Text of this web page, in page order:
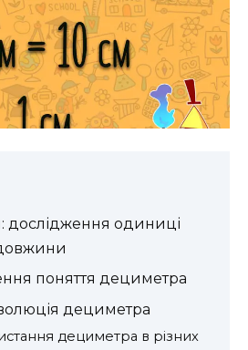
дослідження одиниці
поняття дециметра
дециметра
дециметра в різних